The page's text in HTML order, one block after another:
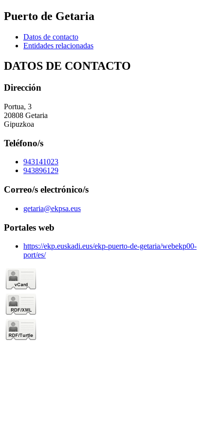
Puerto de Getaria
Datos de contacto
Entidades relacionadas
DATOS DE CONTACTO
Dirección
Portua, 3
20808 Getaria
Gipuzkoa
Teléfono/s
943141023
943896129
Correo/s electrónico/s
getaria@ekpsa.eus
Portales web
https://ekp.euskadi.eus/ekp-puerto-de-getaria/webekp00-
port/es/